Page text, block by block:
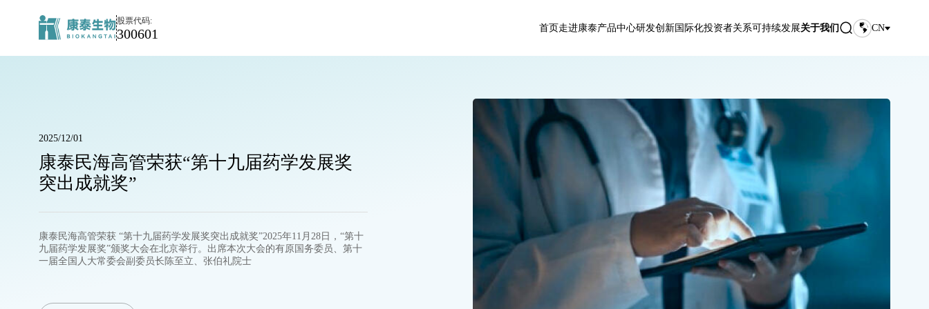
心
股票代码:
300601 首页走进康泰产品中心研发创新国际化投资者关系可持续发展关于我们 CN
2025/12/01
康泰民海高管荣获“第十九届药学发展奖
突出成就奖”
康泰民海高管荣获 “第十九届药学发展奖突出成就奖”2025年11月28日，“第十
九届药学发展奖”颁奖大会在北京举行。出席本次大会的有原国务委员、第十
一届全国人大常委会副委员长陈至立、张伯礼院士